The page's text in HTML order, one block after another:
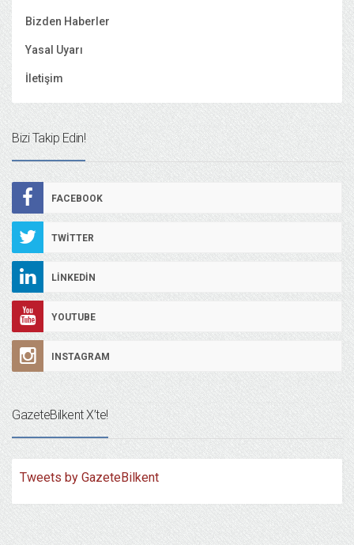
Bizden Haberler
Yasal Uyarı
İletişim
Bizi Takip Edin!
FACEBOOK
TWITTER
LINKEDIN
YOUTUBE
INSTAGRAM
GazeteBilkent X’te!
Tweets by GazeteBilkent